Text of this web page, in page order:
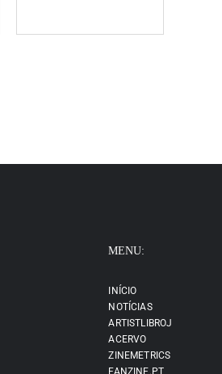
MENU:
INÍCIO
NOTÍCIAS
ARTISTLIBROJ
ACERVO
ZINEMETRICS